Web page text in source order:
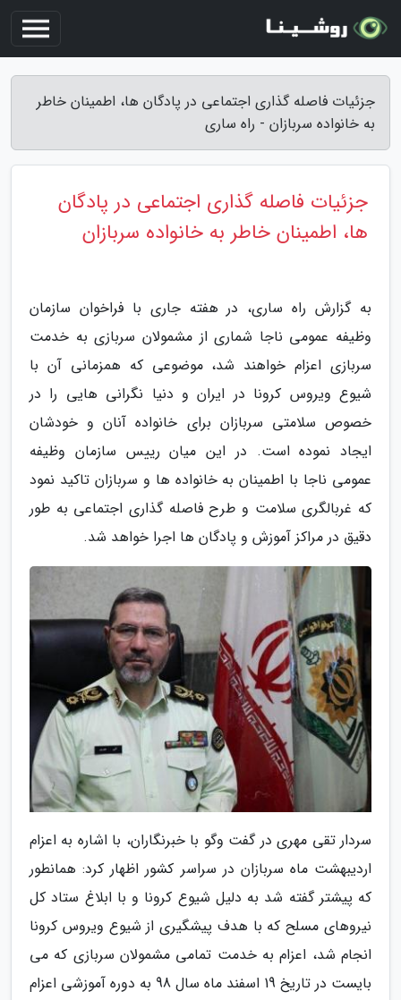
جزئیات فاصله گذاری اجتماعی در پادگان ها، اطمینان خاطر
به خانواده سربازان - راه ساری
جزئیات فاصله گذاری اجتماعی در پادگان
ها، اطمینان خاطر به خانواده سربازان
به گزارش راه ساری، در هفته جاری با فراخوان سازمان
وظیفه عمومی ناجا شماری از مشمولان سربازی به خدمت
سربازی اعزام خواهند شد، موضوعی که همزمانی آن با
شیوع ویروس کرونا در ایران و دنیا نگرانی هایی را در
خصوص سلامتی سربازان برای خانواده آنان و خودشان
ایجاد نموده است. در این میان رییس سازمان وظیفه
عمومی ناجا با اطمینان به خانواده ها و سربازان تاکید نمود
که غربالگری سلامت و طرح فاصله گذاری اجتماعی به طور
دقیق در مراکز آموزش و پادگان ها اجرا خواهد شد.
سردار تقی مهری در گفت وگو با خبرنگاران، با اشاره به اعزام
اردیبهشت ماه سربازان در سراسر کشور اظهار کرد: همانطور
که پیشتر گفته شد به دلیل شیوع کرونا و با ابلاغ ستاد کل
نیروهای مسلح که با هدف پیشگیری از شیوع ویروس کرونا
انجام شد، اعزام به خدمت تمامی مشمولان سربازی که می
بایست در تاریخ 19 اسفند ماه سال 98 به دوره آموزشی اعزام